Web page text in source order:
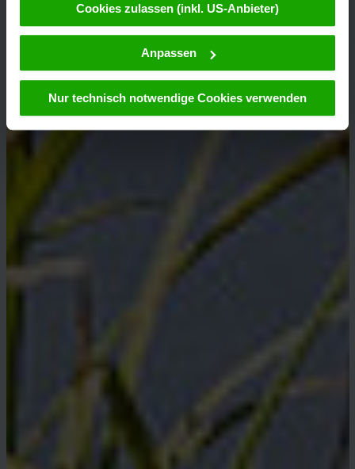
Meta) dem Zugriff durch US-Behörden zu Kontroll- und
Überwachungszwecken unterliegen und dagegen keine
wirksamen Rechtsbehelfe zur Verfügung stehen. Mit
Ihrem Klick auf „Cookies (inkl. US-Anbietern)
von Drittanbietern (auch in den USA) verwendet werden
Cookies zulassen (inkl. US-Anbieter)
Anpassen
Nur technisch notwendige Cookies verwenden